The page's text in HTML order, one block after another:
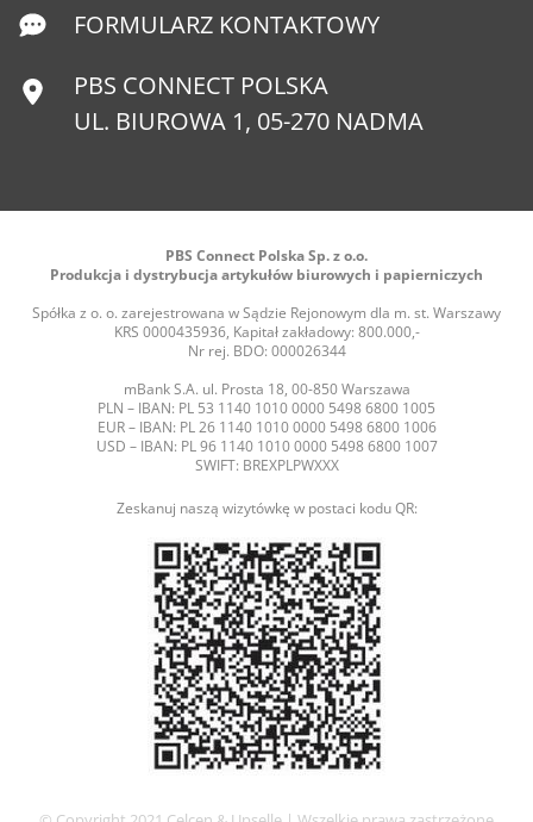
FORMULARZ KONTAKTOWY
PBS CONNECT POLSKA
UL. BIUROWA 1, 05-270 NADMA
PBS Connect Polska Sp. z o.o.
Produkcja i dystrybucja artykułów biurowych i papierniczych
Spółka z o. o. zarejestrowana w Sądzie Rejonowym dla m. st. Warszawy
KRS 0000435936, Kapitał zakładowy: 800.000,-
Nr rej. BDO: 000026344
mBank S.A. ul. Prosta 18, 00-850 Warszawa
PLN – IBAN: PL 53 1140 1010 0000 5498 6800 1005
EUR – IBAN: PL 26 1140 1010 0000 5498 6800 1006
USD – IBAN: PL 96 1140 1010 0000 5498 6800 1007
SWIFT: BREXPLPWXXX
Zeskanuj naszą wizytówkę w postaci kodu QR: